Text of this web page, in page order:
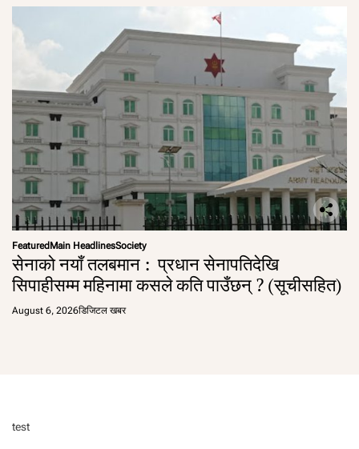
FeaturedMain HeadlinesSociety
सेनाको नयाँ तलबमान : प्रधान सेनापतिदेखि
सिपाहीसम्म महिनामा कसले कति पाउँछन् ? (सूचीसहित)
August 6, 2026डिजिटल खबर
test